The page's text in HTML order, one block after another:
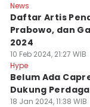
News
Daftar Artis
Prabowo, dan
2024
10 Feb 2024, 21:27 WIB
Hype
Belum Ada
Dukung
18 Jan 2024, 11:38 WIB